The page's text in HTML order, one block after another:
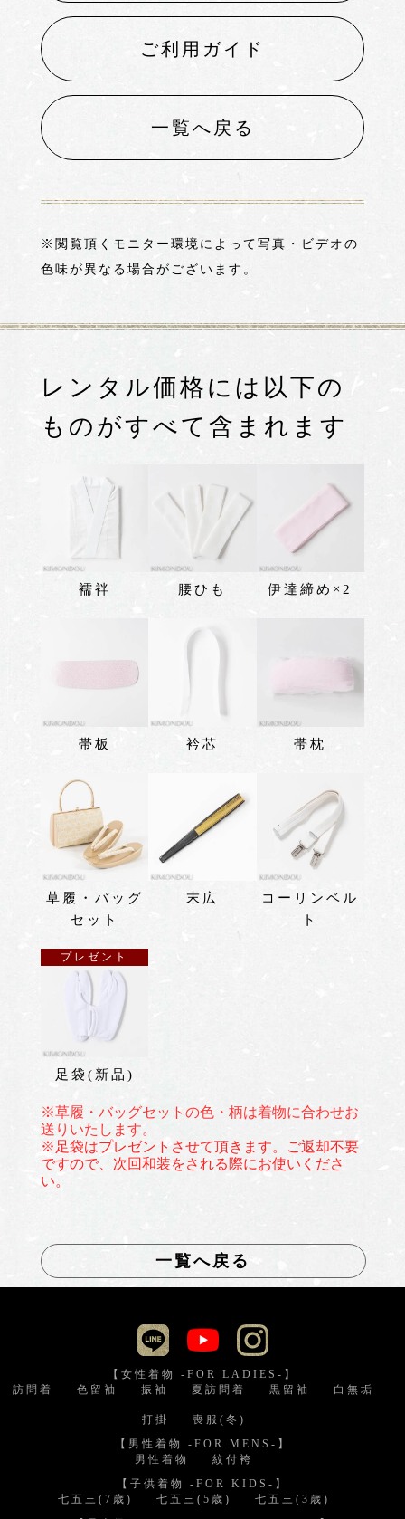
ご利用ガイド
一覧へ戻る
※閲覧頂くモニター環境によって写真・ビデオの
色味が異なる場合がございます。
レンタル価格には以下の
ものがすべて含まれます
襦袢 腰ひも 伊達締め×2
帯板 衿芯 帯枕
草履・バッグ
セット
末広
コーリンベル
ト
プレゼント
足袋(新品)
※草履・バッグセットの色・柄は着物に合わせお
送りいたします。
※足袋はプレゼントさせて頂きます。ご返却不要
ですので、次回和装をされる際にお使いくださ
い。
一覧へ戻る
【女性着物 -FOR LADIES-】
訪問着
色留袖 振袖 夏訪問着 黒留袖 白無垢
打掛
喪服(冬)
【男性着物 -FOR MENS-】
男性着物
紋付袴
【子供着物 -FOR KIDS-】
七五三(7歳)
七五三(5歳)
七五三(3歳)